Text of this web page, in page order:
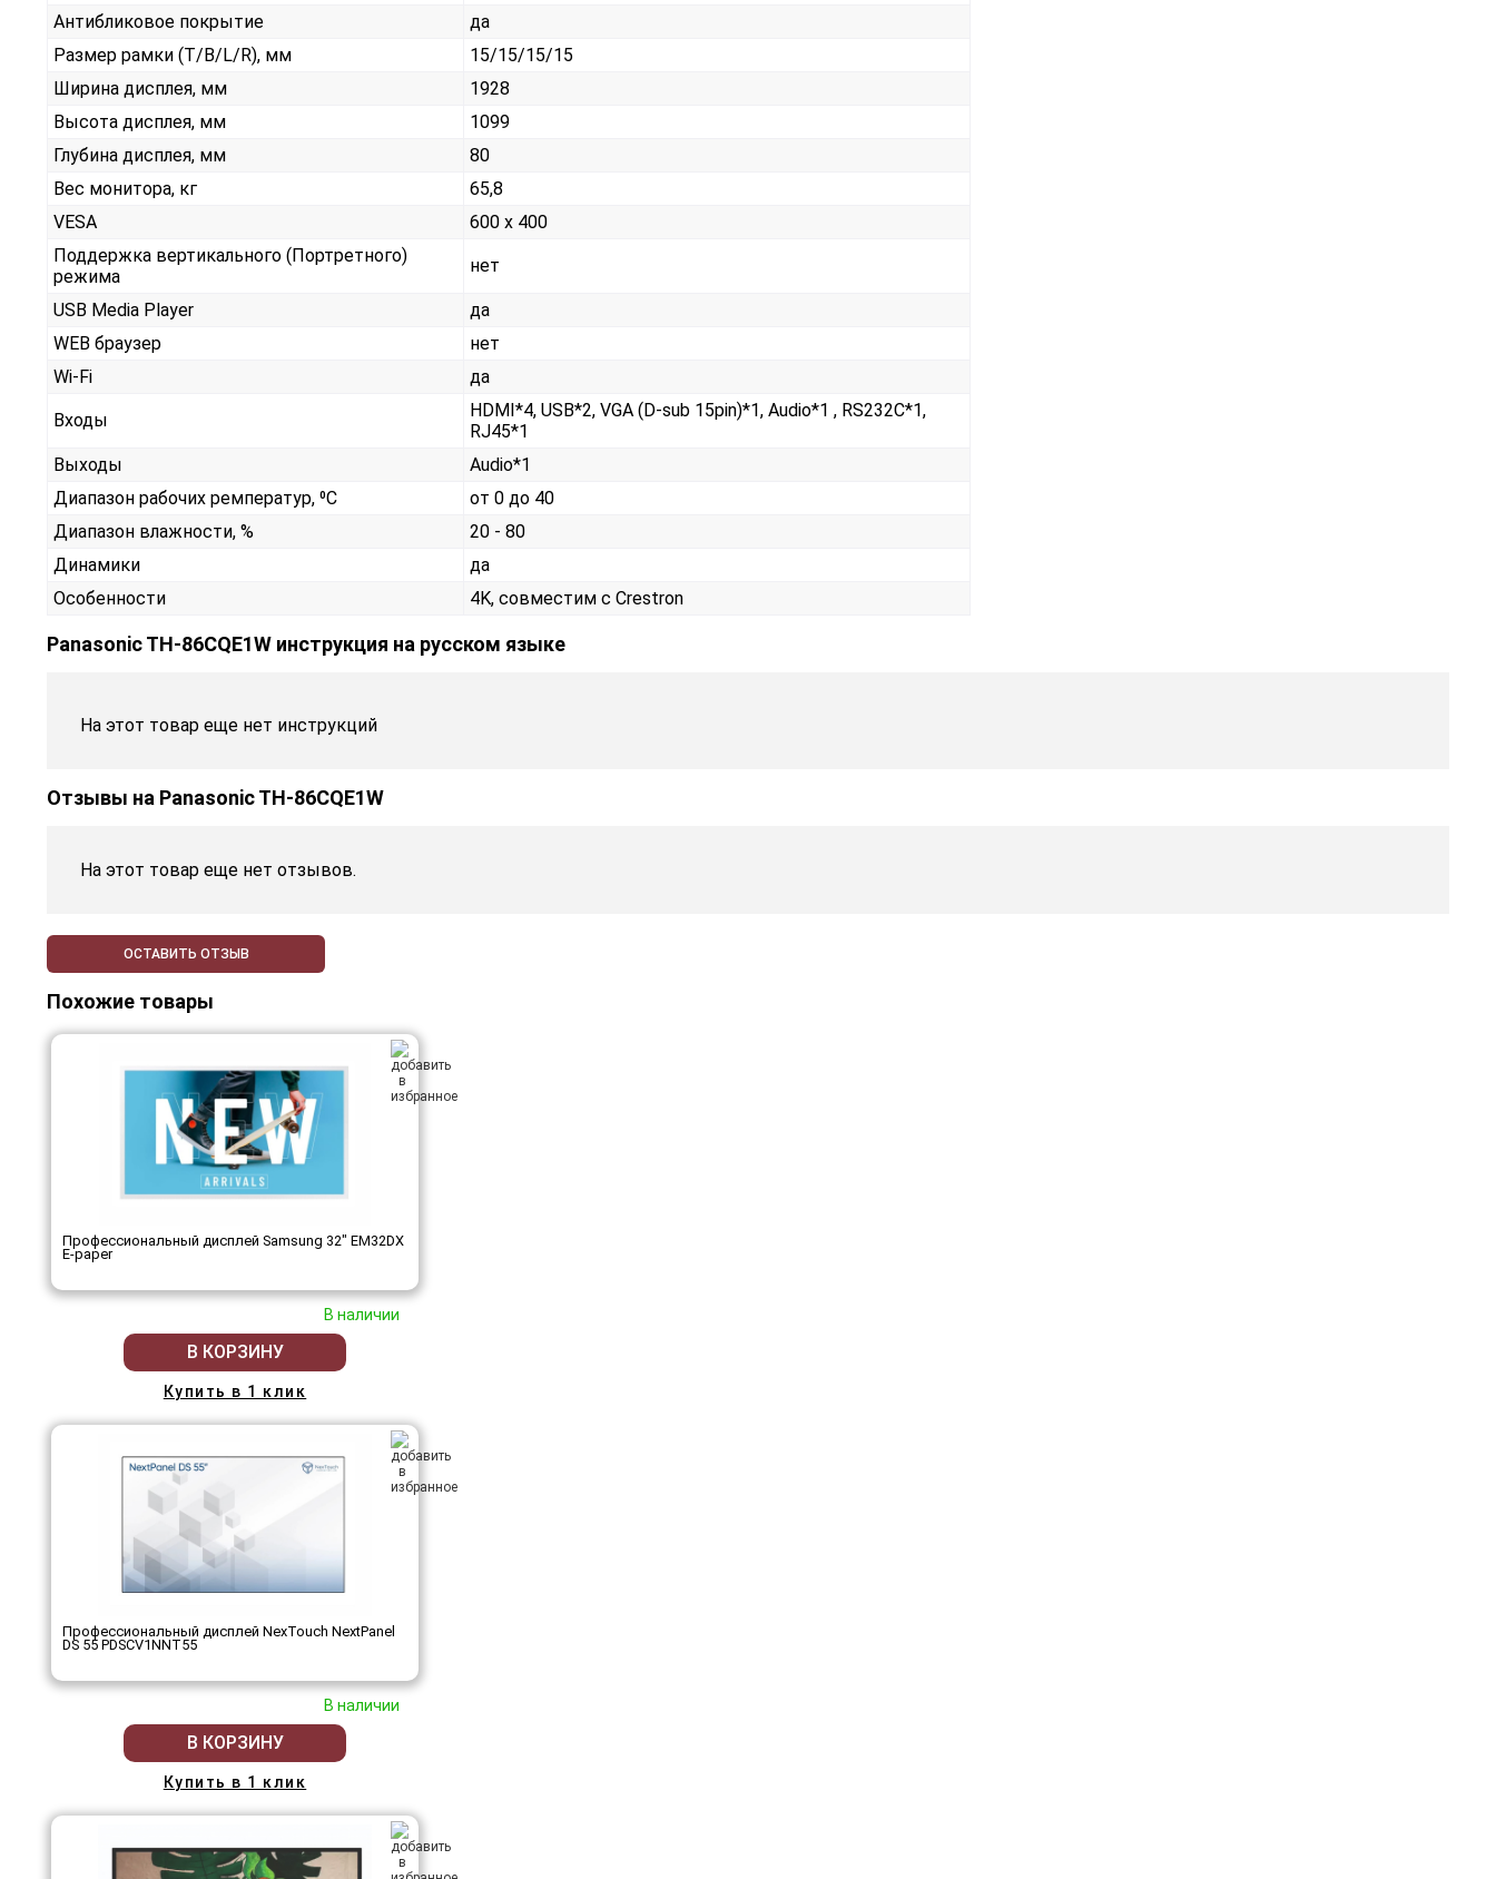
Антибликовое покрытие
да
Размер рамки (T/B/L/R), мм
15/15/15/15
Ширина дисплея, мм
1928
Высота дисплея, мм
1099
Глубина дисплея, мм
80
Вес монитора, кг
65,8
VESA
600 x 400
Поддержка вертикального (Портретного)
режима
нет
USB Media Player
да
WEB браузер
нет
Wi-Fi
да
Входы
HDMI*4, USB*2, VGA (D-sub 15pin)*1, Audio*1 , RS232С*1,
RJ45*1
Выходы
Audio*1
Диапазон рабочих ремператур, ⁰С
от 0 до 40
Диапазон влажности, %
20 - 80
Динамики
да
Особенности
4K, совместим с Crestron
Panasonic TH-86CQE1W инструкция на русском языке
На этот товар еще нет инструкций
Отзывы на Panasonic TH-86CQE1W
На этот товар еще нет отзывов.
ОСТАВИТЬ ОТЗЫВ
Похожие товары
Профессиональный дисплей Samsung 32" EM32DX
E-paper
В наличии
В КОРЗИНУ
Купить в 1 клик
Профессиональный дисплей NexTouch NextPanel
DS 55 PDSCV1NNT55
В наличии
В КОРЗИНУ
Купить в 1 клик